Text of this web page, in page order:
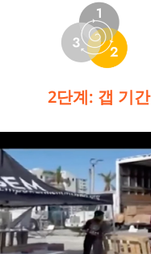
2단계: 갭 기간